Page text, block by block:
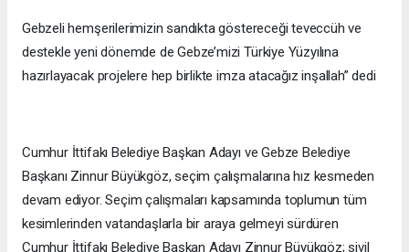
Gebzeli hemşerilerimizin sandıkta göstereceği teveccüh ve
destekle yeni dönemde de Gebze’mizi Türkiye Yüzyılına
hazırlayacak projelere hep birlikte imza atacağız inşallah” dedi
Cumhur İttifakı Belediye Başkan Adayı ve Gebze Belediye
Başkanı Zinnur Büyükgöz, seçim çalışmalarına hız kesmeden
devam ediyor. Seçim çalışmaları kapsamında toplumun tüm
kesimlerinden vatandaşlarla bir araya gelmeyi sürdüren
Cumhur İttifakı Belediye Başkan Adayı Zinnur Büyükgöz; sivil